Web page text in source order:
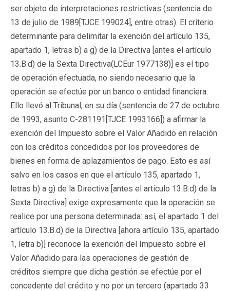
ser objeto de interpretaciones restrictivas (sentencia de
13 de julio de 1989[TJCE 199024], entre otras). El criterio
determinante para delimitar la exención del artículo 135,
apartado 1, letras b) a g) de la Directiva [antes el artículo
13.B.d) de la Sexta Directiva(LCEur 1977138)] es el tipo
de operación efectuada, no siendo necesario que la
operación se efectúe por un banco o entidad financiera.
Ello llevó al Tribunal, en su día (sentencia de 27 de octubre
de 1993, asunto C-281191[TJCE 1993166]) a afirmar la
exención del Impuesto sobre el Valor Añadido en relación
con los créditos concedidos por los proveedores de
bienes en forma de aplazamientos de pago. Esto es así
salvo en los casos en que el artículo 135, apartado 1,
letras b) a g) de la Directiva [antes el artículo 13.B.d) de la
Sexta Directiva] exige expresamente que la operación se
realice por una persona determinada: así, el apartado 1 del
artículo 13.B.d) de la Directiva [ahora artículo 135, apartado
1, letra b)] reconoce la exención del Impuesto sobre el
Valor Añadido para las operaciones de gestión de
créditos siempre que dicha gestión se efectúe por el
concedente del crédito y no por un tercero (apartado 33